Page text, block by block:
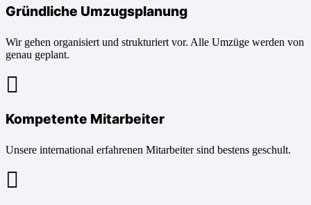
Gründliche Umzugsplanung
Wir gehen organisiert und strukturiert vor. Alle Umzüge werden von
genau geplant.
Kompetente Mitarbeiter
Unsere international erfahrenen Mitarbeiter sind bestens geschult.